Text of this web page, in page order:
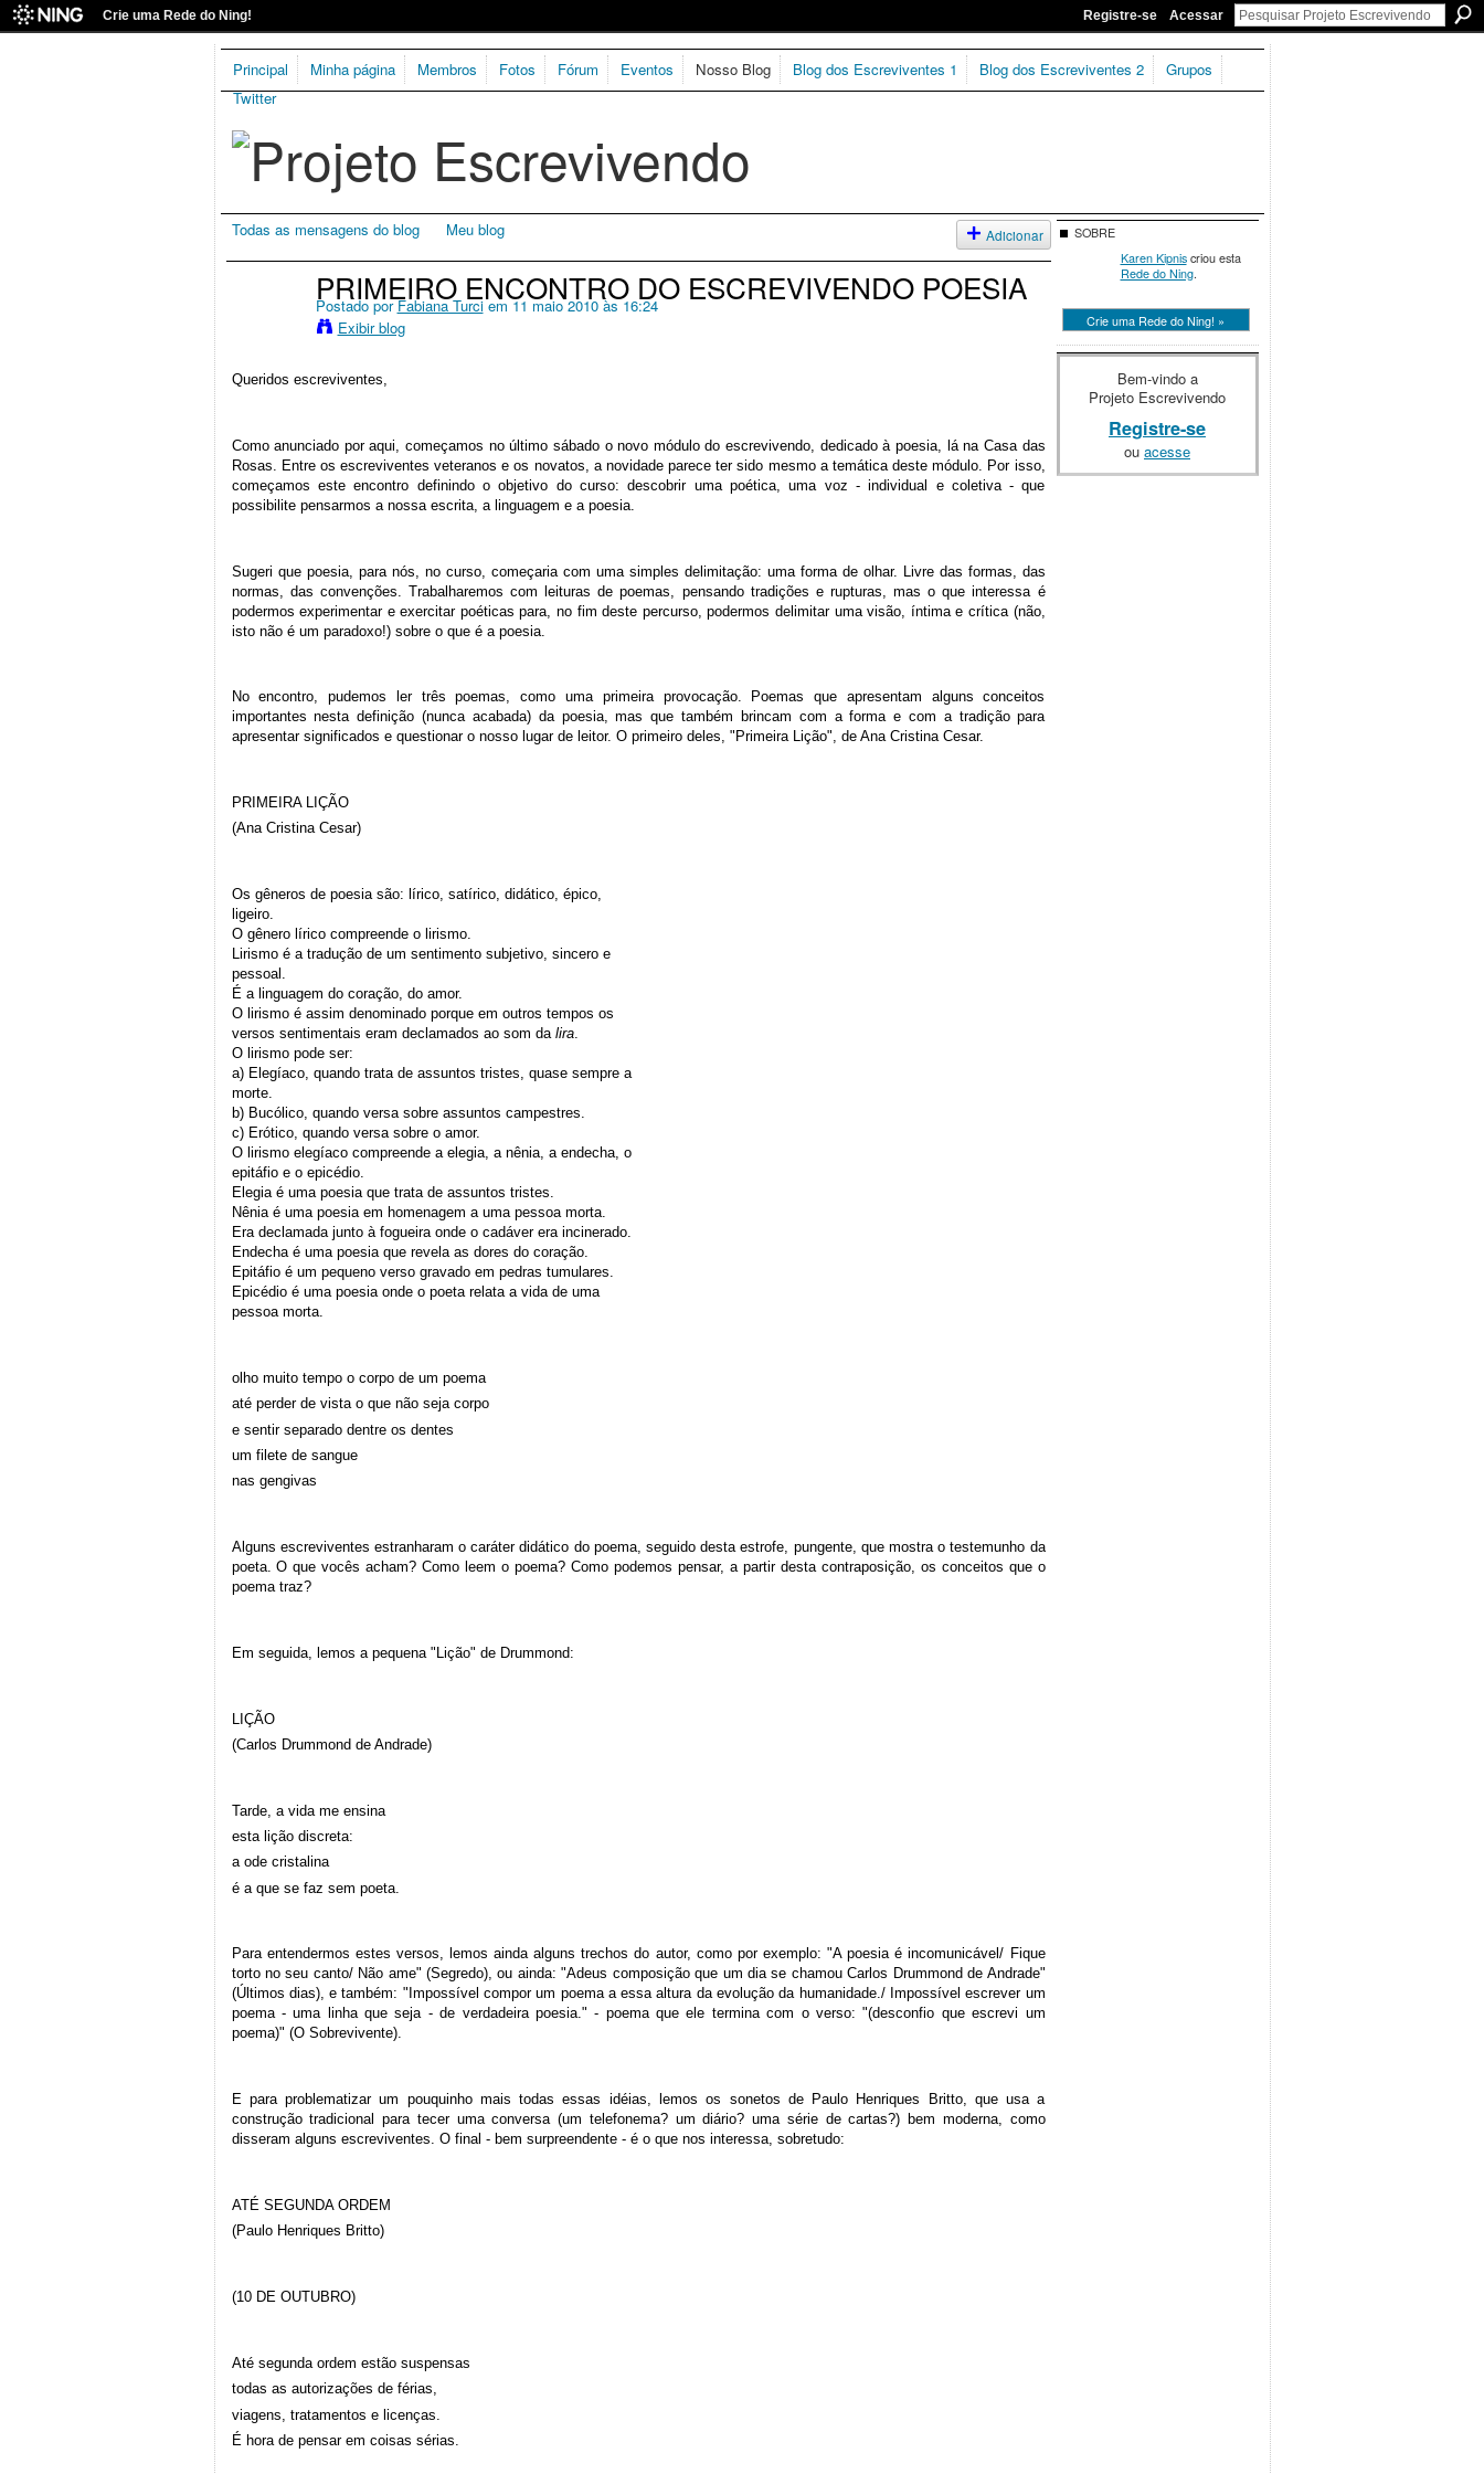
Crie uma Rede do Ning! Registre-se Acessar
Principal Minha página Membros Fotos Fórum Eventos Nosso Blog Blog dos Escreviventes 1 Blog dos Escreviventes 2
Grupos
Twitter
Todas as mensagens do blog Meu blog Adicionar
PRIMEIRO ENCONTRO DO ESCREVIVENDO POESIA
Postado porFabiana Turciem 11 maio 2010 às 16:24
Exibir blog
Queridos escreviventes,
Como anunciado por aqui, começamos no último sábado o novo módulo do escrevivendo, dedicado à poesia, lá na Casa das
Rosas. Entre os escreviventes veteranos e os novatos, a novidade parece ter sido mesmo a temática deste módulo. Por isso,
começamos este encontro definindo o objetivo do curso: descobrir uma poética, uma voz - individual e coletiva - que
possibilite pensarmos a nossa escrita, a linguagem e a poesia.
Sugeri que poesia, para nós, no curso, começaria com uma simples delimitação: uma forma de olhar. Livre das formas, das
normas, das convenções. Trabalharemos com leituras de poemas, pensando tradições e rupturas, mas o que interessa é
podermos experimentar e exercitar poéticas para, no fim deste percurso, podermos delimitar uma visão, íntima e crítica (não,
isto não é um paradoxo!) sobre o que é a poesia.
No encontro, pudemos ler três poemas, como uma primeira provocação. Poemas que apresentam alguns conceitos
importantes nesta definição (nunca acabada) da poesia, mas que também brincam com a forma e com a tradição para
apresentar significados e questionar o nosso lugar de leitor. O primeiro deles, "Primeira Lição", de Ana Cristina Cesar.
PRIMEIRA LIÇÃO
(Ana Cristina Cesar)
Os gêneros de poesia são: lírico, satírico, didático, épico,
ligeiro.
O gênero lírico compreende o lirismo.
Lirismo é a tradução de um sentimento subjetivo, sincero e
pessoal.
É a linguagem do coração, do amor.
O lirismo é assim denominado porque em outros tempos os
versos sentimentais eram declamados ao som da lira.
O lirismo pode ser:
a) Elegíaco, quando trata de assuntos tristes, quase sempre a
morte.
b) Bucólico, quando versa sobre assuntos campestres.
c) Erótico, quando versa sobre o amor.
O lirismo elegíaco compreende a elegia, a nênia, a endecha, o
epitáfio e o epicédio.
Elegia é uma poesia que trata de assuntos tristes.
Nênia é uma poesia em homenagem a uma pessoa morta.
Era declamada junto à fogueira onde o cadáver era incinerado.
Endecha é uma poesia que revela as dores do coração.
Epitáfio é um pequeno verso gravado em pedras tumulares.
Epicédio é uma poesia onde o poeta relata a vida de uma
pessoa morta.
olho muito tempo o corpo de um poema
até perder de vista o que não seja corpo
e sentir separado dentre os dentes
um filete de sangue
nas gengivas
Alguns escreviventes estranharam o caráter didático do poema, seguido desta estrofe, pungente, que mostra o testemunho da
poeta. O que vocês acham? Como leem o poema? Como podemos pensar, a partir desta contraposição, os conceitos que o
poema traz?
Em seguida, lemos a pequena "Lição" de Drummond:
LIÇÃO
(Carlos Drummond de Andrade)
Tarde, a vida me ensina
esta lição discreta:
a ode cristalina
é a que se faz sem poeta.
Para entendermos estes versos, lemos ainda alguns trechos do autor, como por exemplo: "A poesia é incomunicável/ Fique
torto no seu canto/ Não ame" (Segredo), ou ainda: "Adeus composição que um dia se chamou Carlos Drummond de Andrade"
(Últimos dias), e também: "Impossível compor um poema a essa altura da evolução da humanidade./ Impossível escrever um
poema - uma linha que seja - de verdadeira poesia." - poema que ele termina com o verso: "(desconfio que escrevi um
poema)" (O Sobrevivente).
E para problematizar um pouquinho mais todas essas idéias, lemos os sonetos de Paulo Henriques Britto, que usa a
construção tradicional para tecer uma conversa (um telefonema? um diário? uma série de cartas?) bem moderna, como
disseram alguns escreviventes. O final - bem surpreendente - é o que nos interessa, sobretudo:
ATÉ SEGUNDA ORDEM
(Paulo Henriques Britto)
(10 DE OUTUBRO)
Até segunda ordem estão suspensas
todas as autorizações de férias,
viagens, tratamentos e licenças.
É hora de pensar em coisas sérias.
SOBRE
Karen Kipniscriou esta
Rede do Ning.
Crie uma Rede do Ning! »
Bem-vindo a
Projeto Escrevivendo
Registre-se
ou acesse